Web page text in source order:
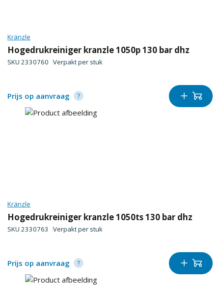
Kränzle
Hogedrukreiniger kranzle 1050p 130 bar dhz
SKU 2330760 Verpakt per stuk
Prijs op aanvraag
Kränzle
Hogedrukreiniger kranzle 1050ts 130 bar dhz
SKU 2330763 Verpakt per stuk
Prijs op aanvraag